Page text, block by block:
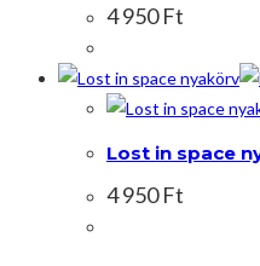
4 950Ft
Lost in space
4 950Ft